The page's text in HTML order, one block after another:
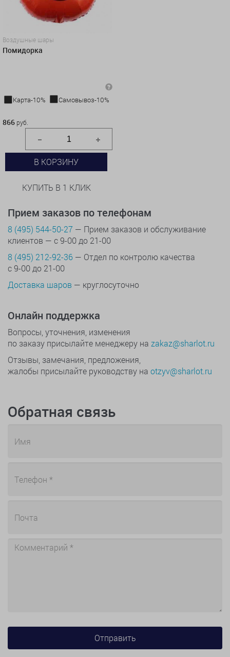
Воздушные шары
Помидорка
Карта-10%
Самовывоз-10%
866 руб.
В КОРЗИНУ
КУПИТЬ В 1 КЛИК
Прием заказов по телефонам
8 (495) 544-50-27 — Прием заказов и обслуживание
клиентов — с 9-00 до 21-00
8 (495) 212-92-36 — Отдел по контролю качества
с 9-00 до 21-00
Доставка шаров — круглосуточно
Онлайн поддержка
Вопросы, уточнения, изменения
по заказу присылайте менеджеру на zakaz@sharlot.ru
Отзывы, замечания, предложения,
жалобы присылайте руководству на otzyv@sharlot.ru
Обратная связь